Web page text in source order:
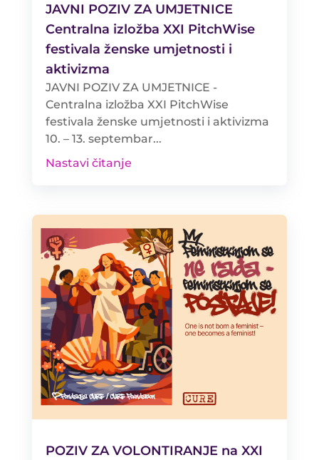
JAVNI POZIV ZA UMJETNICE
Centralna izložba XXI PitchWise
festivala ženske umjetnosti i
aktivizma
JAVNI POZIV ZA UMJETNICE -
Centralna izložba XXI PitchWise
festivala ženske umjetnosti i aktivizma
10. – 13. septembar...
Nastavi čitanje
POZIV ZA VOLONTIRANJE na XXI